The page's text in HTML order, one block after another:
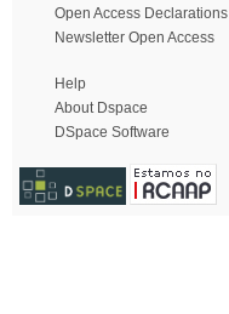
Open Access Declarations
Newsletter Open Access
Help
About Dspace
DSpace Software